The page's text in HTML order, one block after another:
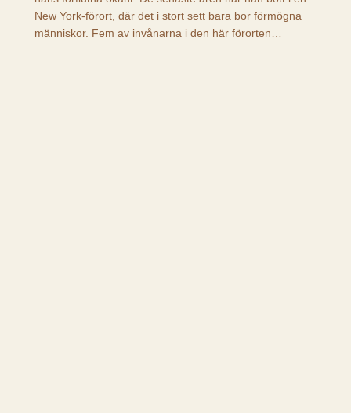
New York-förort, där det i stort sett bara bor förmögna
människor. Fem av invånarna i den här förorten…